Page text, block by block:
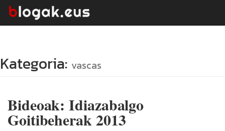
Kategoria: vascas
Bideoak: Idiazabalgo
Goitibeherak 2013